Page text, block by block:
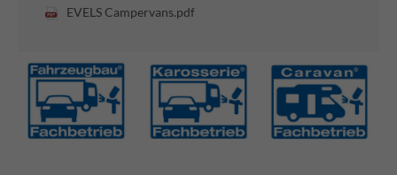
EVELS Campervans.pdf